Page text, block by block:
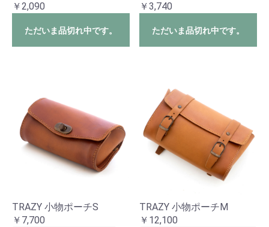
￥2,090
ただいま品切れ中です。
￥3,740
ただいま品切れ中です。
TRAZY 小物ポーチS
￥7,700
TRAZY 小物ポーチM
￥12,100